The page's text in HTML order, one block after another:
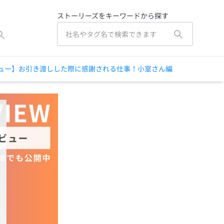
ストーリーズをキーワードから探す
ー】お引き渡しした際に感謝される仕事！小室さん編